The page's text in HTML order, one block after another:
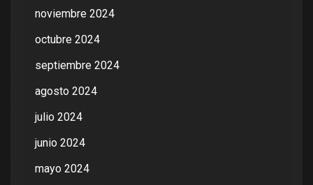
noviembre 2024
octubre 2024
septiembre 2024
agosto 2024
julio 2024
junio 2024
mayo 2024